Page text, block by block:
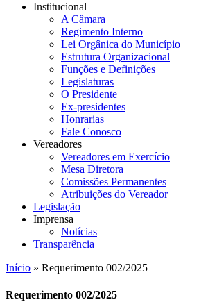
Institucional
A Câmara
Regimento Interno
Lei Orgânica do Município
Estrutura Organizacional
Funções e Definições
Legislaturas
O Presidente
Ex-presidentes
Honrarias
Fale Conosco
Vereadores
Vereadores em Exercício
Mesa Diretora
Comissões Permanentes
Atribuições do Vereador
Legislação
Imprensa
Notícias
Transparência
Início » Requerimento 002/2025
Requerimento 002/2025